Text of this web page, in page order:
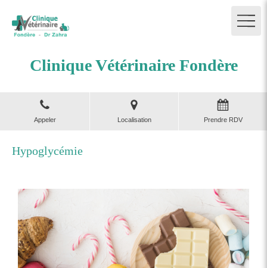
Clinique Vétérinaire Fondère
Appeler Localisation Prendre RDV
Hypoglycémie